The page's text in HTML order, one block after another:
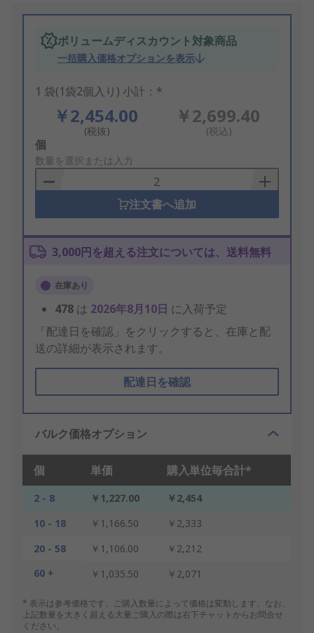
ボリュームディスカウント対象商品
一括購入価格オプションを表示
1 袋(1袋2個入り) 小計：*
￥2,454.00
(税抜)
￥2,699.40
(税込)
Add
to
Basket
個
数量を選択または入力
注文書へ追加
3,000円を超える注文については、送料無料
在庫あり
478 は 2026年8月10日 に入荷予定
「配達日を確認」をクリックすると、在庫と配
送の詳細が表示されます。
配達日を確認
バルク価格オプション
個 単価 購入単位毎合計*
2 - 8 ￥1,227.00
￥2,454
10 - 18
￥1,166.50
￥2,333
20 - 58
￥1,106.00
￥2,212
60 +
￥1,035.50 ￥2,071
* 表示は参考価格です。ご購入数量によって価格は変動します。なお、
上記数量を大きく超える大量ご購入の際は右下チャットからお問合せ
ください。